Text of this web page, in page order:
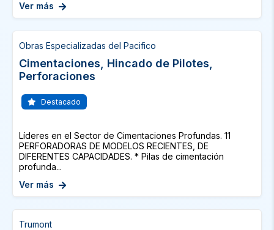
Ver más
Obras Especializadas del Pacifico
Cimentaciones, Hincado de Pilotes,
Perforaciones
Destacado
Líderes en el Sector de Cimentaciones Profundas. 11
PERFORADORAS DE MODELOS RECIENTES, DE
DIFERENTES CAPACIDADES. * Pilas de cimentación
profunda...
Ver más
Trumont